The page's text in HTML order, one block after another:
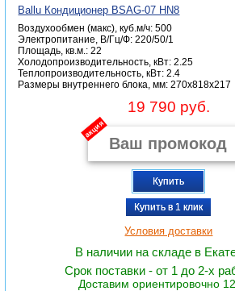
Ballu Кондиционер BSAG-07 HN8
Воздухообмен (макс), куб.м/ч: 500
Электропитание, В/Гц/Ф: 220/50/1
Площадь, кв.м.: 22
Холодопроизводительность, кВт: 2.25
Теплопроизводительность, кВт: 2.4
Размеры внутреннего блока, мм: 270x818x217
19 790 руб.
акция
Купить
Купить в 1 клик
Условия доставки
В наличии на складе в
Срок поставки - от 1 до 2-х
Доставим ориентировочно